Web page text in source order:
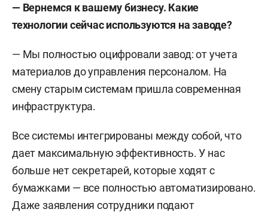
— Вернемся к вашему бизнесу. Какие
технологии сейчас используются на заводе?
— Мы полностью оцифровали завод: от учета
материалов до управления персоналом. На
смену старым системам пришла современная
инфраструктура.
Все системы интегрированы между собой, что
дает максимальную эффективность. У нас
больше нет секретарей, которые ходят с
бумажками — все полностью автоматизировано.
Даже заявления сотрудники подают